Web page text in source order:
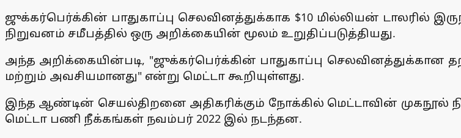
ஜுக்கர்பெர்க்கின் பாதுகாப்பு செலவினத்துக்காக $10 மில்லியன் டாலரில்
நிறுவனம் சமீபத்தில் ஒரு அறிக்கையின் மூலம் உறுதிப்படுத்தியது.
அந்த அறிக்கையின்படி, "ஜுக்கர்பெர்க்கின் பாதுகாப்பு செலவினத்துக்கான
மற்றும் அவசியமானது" என்று மெட்டா கூறியுள்ளது.
இந்த ஆண்டின் செயல்திறனை அதிகரிக்கும் நோக்கில் மெட்டாவின் முகநூல்
மெட்டா பணி நீக்கங்கள் நவம்பர் 2022 இல் நடந்தன.